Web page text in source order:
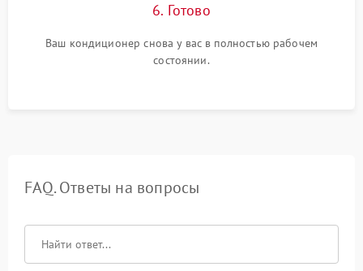
6. Готово
Ваш кондиционер снова у вас в полностью рабочем
состоянии.
FAQ. Ответы на вопросы